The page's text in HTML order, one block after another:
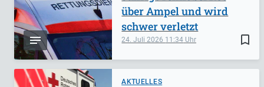
bookmark_border
24. Juli 2026 11:34
über Ampel und wird
schwer verletzt
AKTUELLES